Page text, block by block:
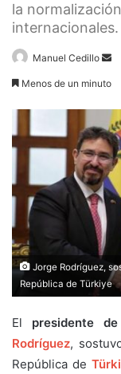
la
internacionales.
Manuel Cedillo
Menos de un minuto
Jorge Rodríguez,
República de Türkiye
El presidente
Rodríguez,
República de